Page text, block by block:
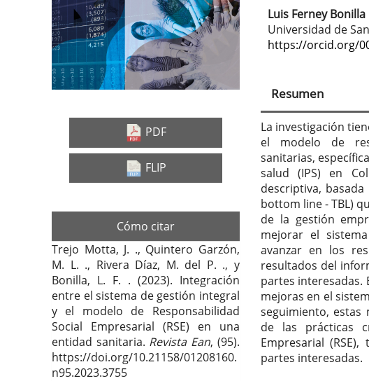
PDF
FLIP
Cómo citar
Trejo Motta, J. ., Quintero Garzón,
M. L. ., Rivera Díaz, M. del P. ., y
Bonilla, L. F. . (2023). Integración
entre el sistema de gestión integral
y el modelo de Responsabilidad
Social Empresarial (RSE) en una
entidad sanitaria. Revista Ean, (95).
https://doi.org/10.21158/01208160.
n95.2023.3755
Luis Ferney Bonilla
Universidad de
https://orcid.org/
Resumen
La investigación
el modelo de
sanitarias,
salud (IPS) en
descriptiva,
bottom line - TBL)
de la gestión
mejorar el
avanzar en los
resultados del
partes interesadas.
mejoras en el
seguimiento, estas
de las prácticas
Empresarial
partes interesadas.